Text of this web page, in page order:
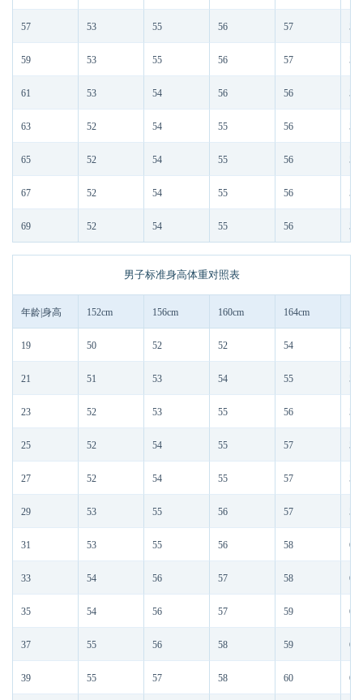
57 53 55 56 57 58
59 53 55 56 57 58
61 53 54 56 56 57
63 52 54 55 56 57
65 52 54 55 56 57
67 52 54 55 56 57
69 52 54 55 56 57
男子标准身高体重对照表
年龄|身高 152cm 156cm 160cm 164cm
19 50 52 52 54 56
21 51 53 54 55 57
23 52 53 55 56 58
25 52 54 55 57 59
27 52 54 55 57 59
29 53 55 56 57 59
31 53 55 56 58 60
33 54 56 57 58 60
35 54 56 57 59 61
37 55 56 58 59 61
39 55 57 58 60 61